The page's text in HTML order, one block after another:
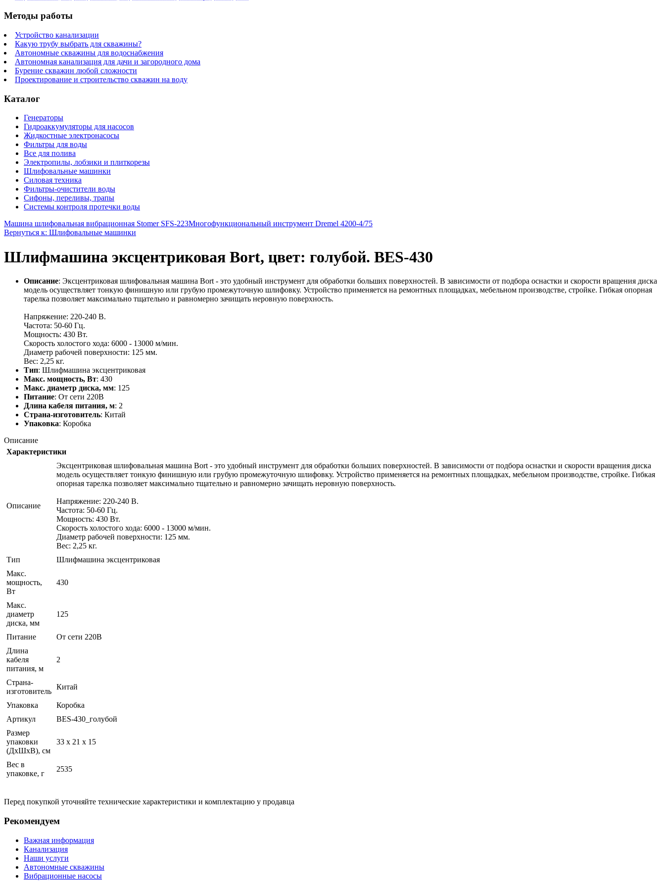
Методы работы
Устройство канализации
Какую трубу выбрать для скважины?
Автономные скважины для водоснабжения
Автономная канализация для дачи и загородного дома
Бурение скважин любой сложности
Проектирование и строительство скважин на воду
Каталог
Генераторы
Гидроаккумуляторы для насосов
Жидкостные электронасосы
Фильтры для воды
Все для полива
Электропилы, лобзики и плиткорезы
Шлифовальные машинки
Силовая техника
Фильтры-очистители воды
Сифоны, переливы, трапы
Системы контроля протечки воды
Машина шлифовальная вибрационная Stomer SFS-223Многофункциональный инструмент Dremel 4200-4/75
Вернуться к: Шлифовальные машинки
Шлифмашина эксцентриковая Bort, цвет: голубой. BES-430
Описание: Эксцентриковая шлифовальная машина Bort - это удобный инструмент для обработки больших поверхностей. В зависимости от подбора оснастки и скорости вращения диска
модель осуществляет тонкую финишную или грубую промежуточную шлифовку. Устройство применяется на ремонтных площадках, мебельном производстве, стройке. Гибкая опорная
тарелка позволяет максимально тщательно и равномерно зачищать неровную поверхность.
Напряжение: 220-240 В.
Частота: 50-60 Гц.
Мощность: 430 Вт.
Скорость холостого хода: 6000 - 13000 м/мин.
Диаметр рабочей поверхности: 125 мм.
Вес: 2,25 кг.
Тип: Шлифмашина эксцентриковая
Макс. мощность, Вт: 430
Макс. диаметр диска, мм: 125
Питание: От сети 220В
Длина кабеля питания, м: 2
Страна-изготовитель: Китай
Упаковка: Коробка
Описание
Характеристики
Описание
Эксцентриковая шлифовальная машина Bort - это удобный инструмент для обработки больших поверхностей. В зависимости от подбора оснастки и скорости вращения диска
модель осуществляет тонкую финишную или грубую промежуточную шлифовку. Устройство применяется на ремонтных площадках, мебельном производстве, стройке. Гибкая
опорная тарелка позволяет максимально тщательно и равномерно зачищать неровную поверхность.
Напряжение: 220-240 В.
Частота: 50-60 Гц.
Мощность: 430 Вт.
Скорость холостого хода: 6000 - 13000 м/мин.
Диаметр рабочей поверхности: 125 мм.
Вес: 2,25 кг.
Тип
Шлифмашина эксцентриковая
Макс.
мощность,
Вт
430
Макс.
диаметр
диска, мм
125
Питание
От сети 220В
Длина
кабеля
питания, м
2
Страна-
изготовитель
Китай
Упаковка
Коробка
Артикул
BES-430_голубой
Размер
упаковки
(ДхШхВ), см
33 x 21 x 15
Вес в
упаковке, г
2535
Перед покупкой уточняйте технические характеристики и комплектацию у продавца
Рекомендуем
Важная информация
Канализация
Наши услуги
Автономные скважины
Вибрационные насосы